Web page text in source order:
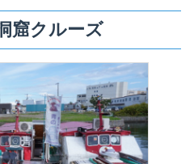
窟クルーズ